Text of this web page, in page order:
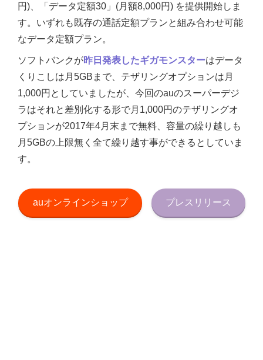
円)、「データ定額30」(月額8,000円) を提供開始しま
す。いずれも既存の通話定額プランと組み合わせ可能
なデータ定額プラン。
ソフトバンクが昨日発表したギガモンスターはデータ
くりこしは月5GBまで、テザリングオプションは月
1,000円としていましたが、今回のauのスーパーデジ
ラはそれと差別化する形で月1,000円のテザリングオ
プションが2017年4月末まで無料、容量の繰り越しも
月5GBの上限無く全て繰り越す事ができるとしていま
す。
auオンラインショップ プレスリリース